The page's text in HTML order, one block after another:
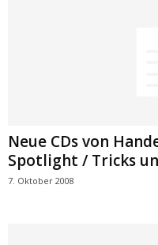
Neue CDs von
Spotlight / Tricks
7. Oktober 2008